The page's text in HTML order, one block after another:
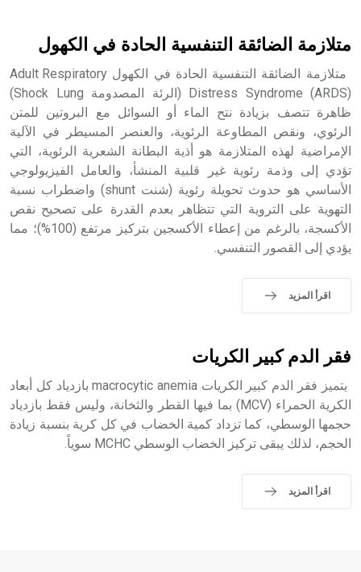
- هل تعلم أن أبجر Abgar اسم معروف جيداً يعود إلى عدد من
الملوك الذين حكموا مدينة إديسا (الرها) من أبجر الأول وحتى
التاسع، وهم ينتسبون إلى أسرة أوسروين
- هل تعلم أن الأبجدية الكنعانية تتألف من /22/ علامة كتابية
sign تكتب منفصلة غير متصلة، وتعتمد المبدأ الأكوروفوني،
متلازمة الضائقة التنفسية الحادة في الكهول
متلازمة الضائقة التنفسية الحادة في الكهول Adult Respiratory
Distress Syndrome (ARDS) (الرئة المصدومة Shock Lung)
ظاهرة تتصف بزيادة نتح الماء أو السوائل مع البروتين للمتن
الرئوي، ونقص المطاوعة الرئوية، والعنصر المسيطر في الآلية
الإمراضية لهذه المتلازمة هو أذية البطانة الشعرية الرئوية، التي
تؤدي إلى وذمة رئوية غير قلبية المنشأ، والعامل الفيزيولوجي
الأساسي هو حدوث تحويلة رئوية (شنت shunt) واضطراب نسبة
التهوية على التروية التي تتظاهر بعدم القدرة على تصحيح نقص
الأكسجة، بالرغم من إعطاء الأكسجين بتركيز مرتفع (100%)؛ مما
يؤدي إلى القصور التنفسي.
اقرأ المزيد
فقر الدم كبير الكريات
يتميز فقر الدم كبير الكريات macrocytic anemia بازدياد كل أبعاد
الكرية الحمراء (MCV) بما فيها القطر والثخانة، وليس فقط بازدياد
حجمها الوسطي، كما تزداد كمية الخضاب في كل كرية بنسبة زيادة
الحجم، لذلك يبقى تركيز الخضاب الوسطي MCHC سوياً.
اقرأ المزيد